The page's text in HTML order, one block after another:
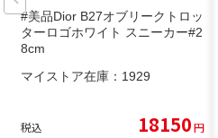
#美品Dior B27オブリークトロッ
ターロゴホワイト スニーカー#2
8cm
マイストア在庫： 1929
税込 18150円